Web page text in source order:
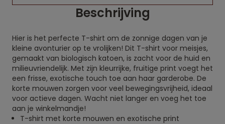
Beschrijving
Hier is het perfecte T-shirt om de zonnige dagen van je
kleine avonturier op te vrolijken! Dit T-shirt voor meisjes,
gemaakt van biologisch katoen, is zacht voor de huid en
milieuvriendelijk. Met zijn kleurrijke, fruitige print voegt het
een frisse, exotische touch toe aan haar garderobe. De
korte mouwen zorgen voor veel bewegingsvrijheid, ideaal
voor actieve dagen. Wacht niet langer en voeg het toe
aan je winkelmandje!
T-shirt met korte mouwen en exotische print